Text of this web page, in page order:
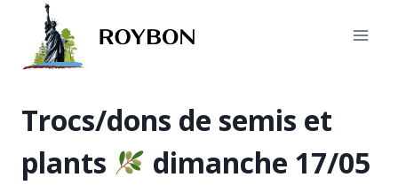
contenu
Trocs/dons de semis et
plants
dimanche 17/05